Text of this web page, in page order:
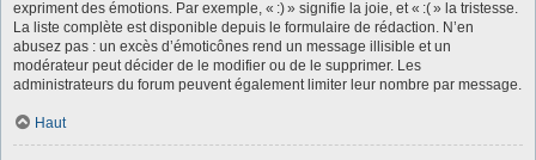
expriment des émotions. Par exemple, « :) » signifie la joie, et « :( » la tristesse.
La liste complète est disponible depuis le formulaire de rédaction. N’en
abusez pas : un excès d’émoticônes rend un message illisible et un
modérateur peut décider de le modifier ou de le supprimer. Les
administrateurs du forum peuvent également limiter leur nombre par message.
Haut